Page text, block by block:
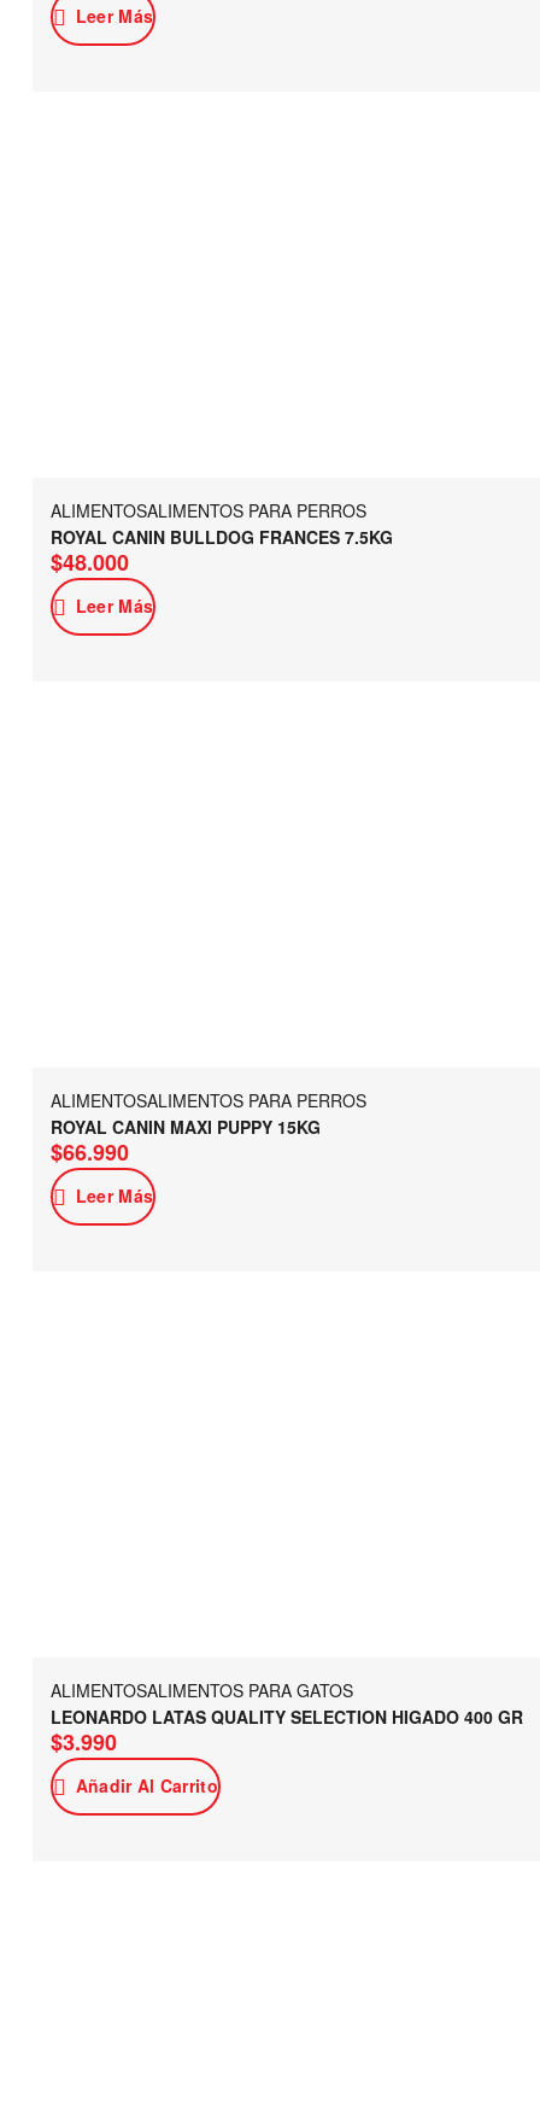
Leer Más
ALIMENTOSALIMENTOS PARA PERROS
ROYAL CANIN BULLDOG FRANCES 7.5KG
$48.000
Leer Más
ALIMENTOSALIMENTOS PARA PERROS
ROYAL CANIN MAXI PUPPY 15KG
$66.990
Leer Más
ALIMENTOSALIMENTOS PARA GATOS
LEONARDO LATAS QUALITY SELECTION HIGADO 400 GR
$3.990
Añadir Al Carrito